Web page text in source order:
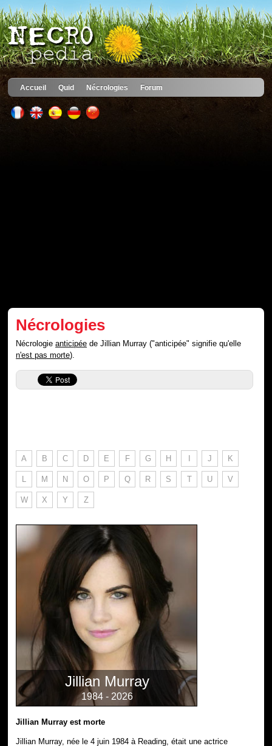
Accueil Quid Nécrologies Forum
Nécrologies
Nécrologieanticipée de Jillian Murray ("anticipée" signifie qu'elle
n'est pas morte).
A B C D E F G H I J K
L M N O P Q R S T U V
W X Y Z
Jillian Murray
1984 - 2026
Jillian Murray est morte
Jillian Murray, née le 4 juin 1984 à Reading, était une actrice